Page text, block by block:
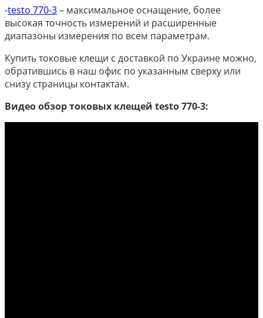
-testo 770-3– максимальное оснащение, более
высокая точность измерений и расширенные
диапазоны измерения по всем параметрам.
Купить токовые клещи с доставкой по Украине можно,
обратившись в наш офис по указанным сверху или
снизу страницы контактам.
Видео обзор токовых клещей testo 770-3: